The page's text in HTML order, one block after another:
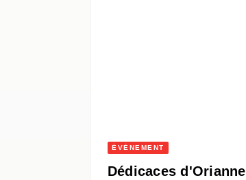
ÉVÈNEMENT
Dédicaces d'Orianne